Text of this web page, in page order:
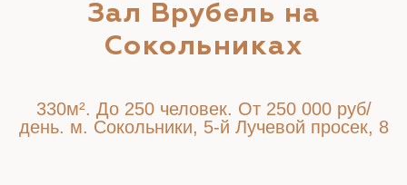
Зал Врубель на
Сокольниках
330м². До 250 человек. От 250 000 руб/
день. м. Сокольники, 5-й Лучевой просек, 8